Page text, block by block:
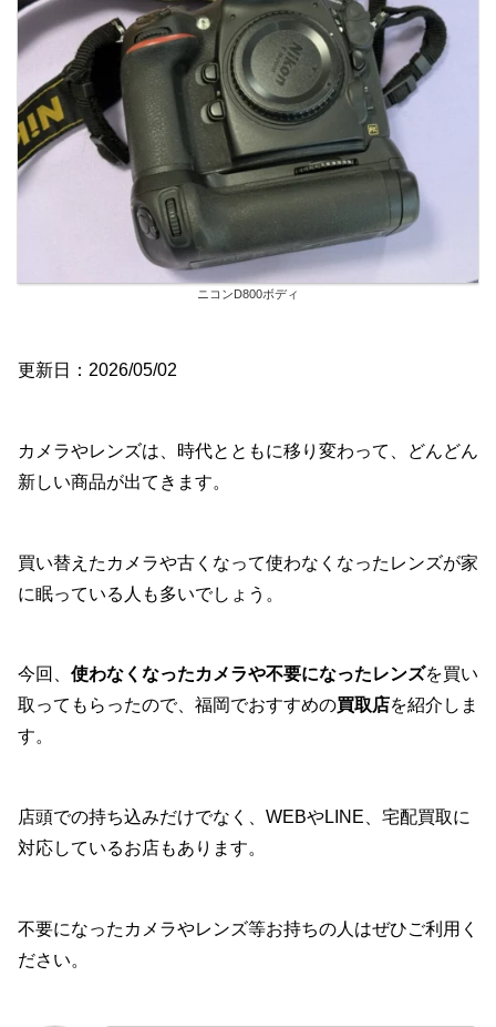
ニコンD800ボディ
更新日：2026/05/02
カメラやレンズは、時代とともに移り変わって、どんどん
新しい商品が出てきます。
買い替えたカメラや古くなって使わなくなったレンズが家
に眠っている人も多いでしょう。
今回、 使わなくなったカメラや不要になったレンズを買い
取ってもらったので、福岡でおすすめの買取店を紹介しま
す。
店頭での持ち込みだけでなく、WEBやLINE、宅配買取に
対応しているお店もあります。
不要になったカメラやレンズ等お持ちの人はぜひご利用く
ださい。